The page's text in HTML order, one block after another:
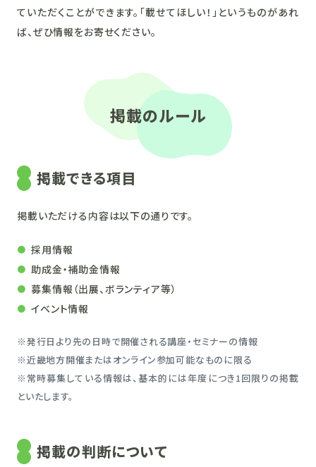
ていただくことができます。「載せてほしい！」というものがあれ
ば、ぜひ情報をお寄せください。
掲載のルール
掲載できる項目
掲載いただける内容は以下の通りです。
採用情報
助成金・補助金情報
募集情報（出展、ボランティア等）
イベント情報
※発行日より先の日時で開催される講座・セミナーの情報
※近畿地方開催またはオンライン参加可能なものに限る
※常時募集している情報は、基本的には年度につき1回限りの掲載
といたします。
掲載の判断について